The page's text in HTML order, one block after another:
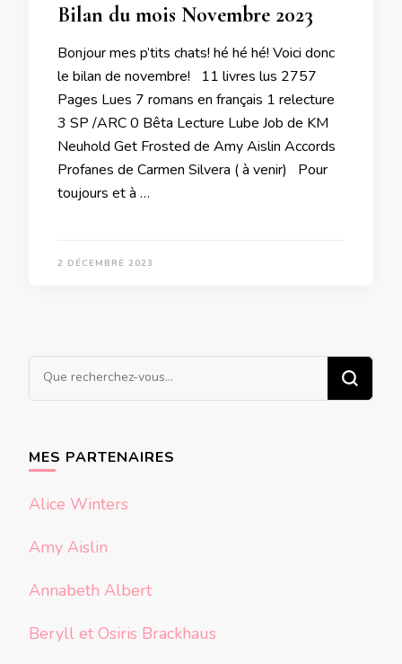
Bilan du mois Novembre 2023
Bonjour mes p’tits chats! hé hé hé! Voici donc
le bilan de novembre! 11 livres lus 2757
Pages Lues 7 romans en français 1 relecture
3 SP /ARC 0 Bêta Lecture Lube Job de KM
Neuhold Get Frosted de Amy Aislin Accords
Profanes de Carmen Silvera ( à venir) Pour
toujours et à …
2 DÉCEMBRE 2023
Vous
recherchiez
MES PARTENAIRES
Alice Winters
Amy Aislin
Annabeth Albert
Beryll et Osiris Brackhaus